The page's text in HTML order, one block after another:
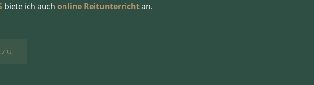
biete ich auch online Reitunterrichtan.